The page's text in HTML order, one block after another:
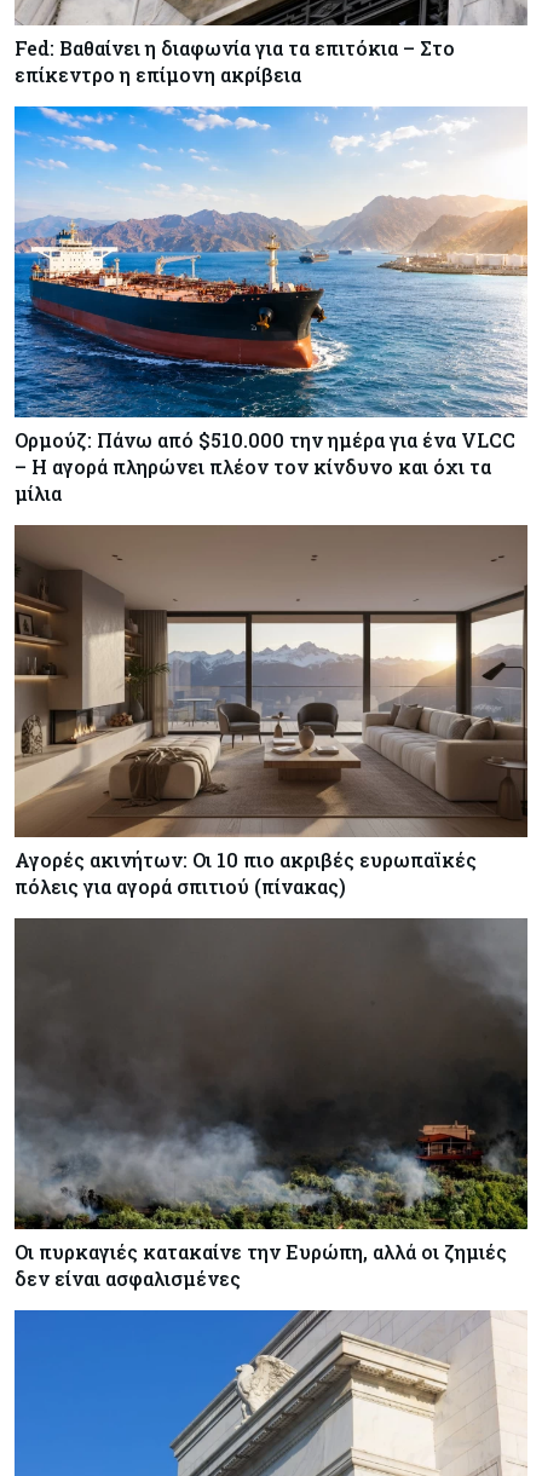
Κόσμος 07-08-2026
ΕΚΤ: Αιφνιδιάστηκε από την πώληση ευρώ από
τις ΗΠΑ
Κύπρος
Χορηγία €10.000 για υποτροφίες σε φοιτητές του
ΤΕΠΑΚ
Fed: Βαθαίνει η διαφωνία για τα επιτόκια – Στο
επίκεντρο η επίμονη ακρίβεια
Ορμούζ: Πάνω από $510.000 την ημέρα για ένα VLCC
– Η αγορά πληρώνει πλέον τον κίνδυνο και όχι τα
μίλια
Αγορές ακινήτων: Οι 10 πιο ακριβές ευρωπαϊκές
πόλεις για αγορά σπιτιού (πίνακας)
Οι πυρκαγιές κατακαίνε την Ευρώπη, αλλά οι ζημιές
δεν είναι ασφαλισμένες